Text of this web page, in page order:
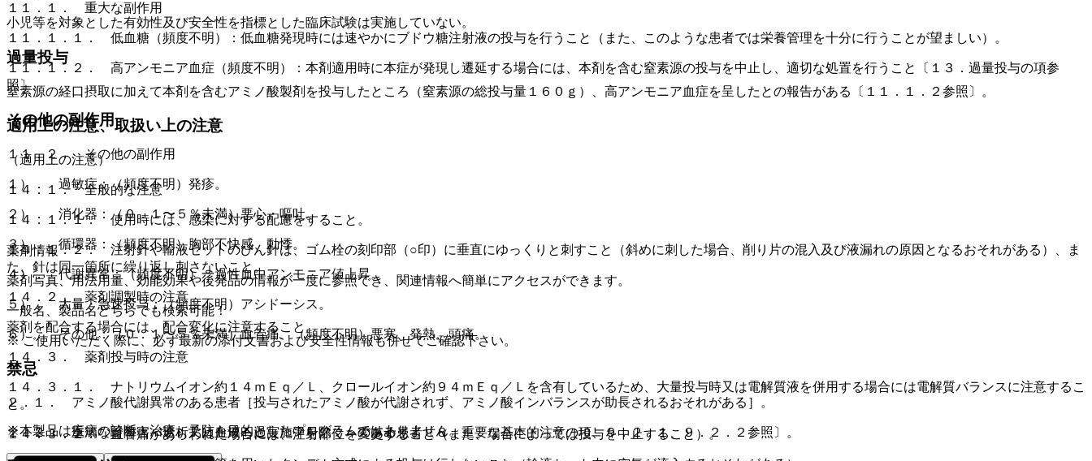
小児等を対象とした有効性及び安全性を指標とした臨床試験は実施していない。
過量投与
窒素源の経口摂取に加えて本剤を含むアミノ酸製剤を投与したところ（窒素源の総投与量１６０ｇ）、高アンモニア血症を呈したとの報告がある〔１１．１．２参照〕。
適用上の注意、取扱い上の注意
（適用上の注意）
１４．１． 全般的な注意
１４．１．１． 使用時には、感染に対する配慮をすること。
１４．１．２． 注射針や輸液セットのびん針は、ゴム栓の刻印部（○印）に垂直にゆっくりと刺すこと（斜めに刺した場合、削り片の混入及び液漏れの原因となるおそれがある）、ま
た、針は同一箇所に繰り返し刺さないこと。
１４．２． 薬剤調製時の注意
薬剤を配合する場合には、配合変化に注意すること。
１４．３． 薬剤投与時の注意
１４．３．１． ナトリウムイオン約１４ｍＥｑ／Ｌ、クロールイオン約９４ｍＥｑ／Ｌを含有しているため、大量投与時又は電解質液を併用する場合には電解質バランスに注意するこ
と。
１４．３．２． 血管痛があらわれた場合には、注射部位を変更すること（また、場合によっては投与を中止すること）。
１１．１． 重大な副作用
１１．１．１． 低血糖（頻度不明）：低血糖発現時には速やかにブドウ糖注射液の投与を行うこと（また、このような患者では栄養管理を十分に行うことが望ましい）。
１１．１．２． 高アンモニア血症（頻度不明）：本剤適用時に本症が発現し遷延する場合には、本剤を含む窒素源の投与を中止し、適切な処置を行うこと〔１３．過量投与の項参
照〕。
その他の副作用
１１．２． その他の副作用
１）． 過敏症：（頻度不明）発疹。
２）． 消化器：（０．１〜５％未満）悪心・嘔吐。
３）． 循環器：（頻度不明）胸部不快感、動悸。
４）． 代謝異常：（頻度不明）一過性血中アンモニア値上昇。
５）． 大量・急速投与：（頻度不明）アシドーシス。
６）． その他：（０．１〜５％未満）血管痛、（頻度不明）悪寒、発熱、頭痛。
禁忌
２．１． アミノ酸代謝異常のある患者［投与されたアミノ酸が代謝されず、アミノ酸インバランスが助長されるおそれがある］。
２．２． 重篤な腎障害＜透析又は血液ろ過実施中を除く＞のある患者〔８．重要な基本的注意の項、９．２．１、９．２．２参照〕。
薬剤情報
薬剤写真、用法用量、効能効果や後発品の情報が一度に参照でき、関連情報へ簡単にアクセスができます。
一般名、製品名どちらでも検索可能！
※ ご使用いただく際に、必ず最新の添付文書および安全性情報も併せてご確認下さい。
※本製品は疾病の診断・治療・予防を目的としたプログラムではありません。